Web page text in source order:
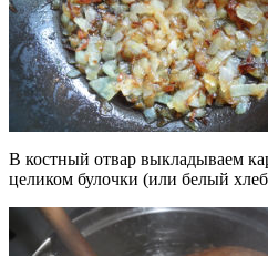
В костный отвар выкладываем
целиком булочки (или белый